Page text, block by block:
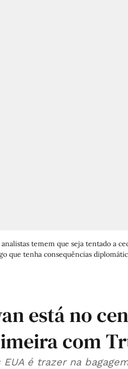
temem que seja tentado a
que tenha consequências
está no
com
é trazer na